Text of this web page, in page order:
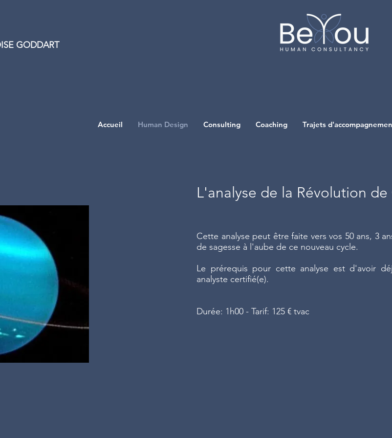
GODDART
Accueil Human Design Consulting Coaching Trajets
L'analyse de la Révolution de
Cette analyse peut être faite vers vos 50 ans, 3
de sagesse à l'aube de ce nouveau cycle.
Le prérequis pour cette analyse est d'avoir
analyste certifié(e).
Durée: 1h00 - Tarif: 125 € tvac